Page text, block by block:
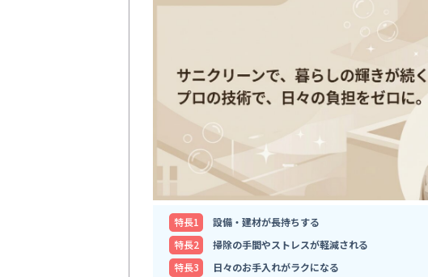
特⻑1
設備・建材が長持ちする
特⻑2
掃除の手間やストレスが軽減される
特⻑3
日々のお手入れがラクになる